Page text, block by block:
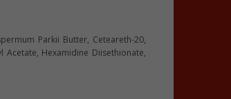
Parkii Butter, Ceteareth-20,
Acetate, Hexamidine Diisethionate,